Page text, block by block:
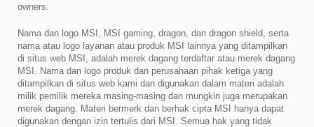
owners.
Nama dan logo MSI, MSI gaming, dragon, dan dragon shield, serta
nama atau logo layanan atau produk MSI lainnya yang ditampilkan
di situs web MSI, adalah merek dagang terdaftar atau merek dagang
MSI. Nama dan logo produk dan perusahaan pihak ketiga yang
ditampilkan di situs web kami dan digunakan dalam materi adalah
milik pemilik mereka masing-masing dan mungkin juga merupakan
merek dagang. Materi bermerk dan berhak cipta MSI hanya dapat
digunakan dengan izin tertulis dari MSI. Semua hak yang tidak